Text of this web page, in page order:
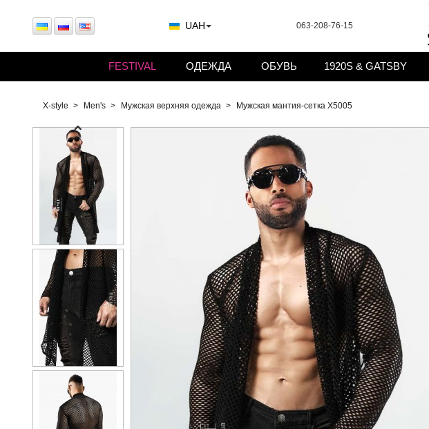
UAH 063-208-76-15
X-style Men's Мужская верхняя одежда Мужская мантия-сетка X5005
FESTIVAL ОДЕЖДА ОБУВЬ 1920S & GATSBY